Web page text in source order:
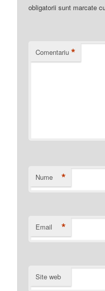
obligatorii sunt marcate
Comentariu *
Nume *
Email *
Site web